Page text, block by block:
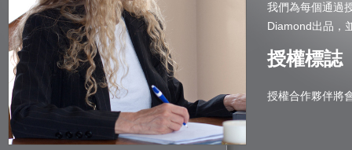
我們為每個通過
Diamond出品，
授權標誌
授權合作夥伴將